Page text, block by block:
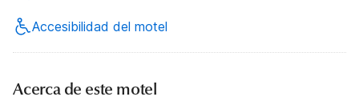
Accesibilidad del motel
Acerca de este motel